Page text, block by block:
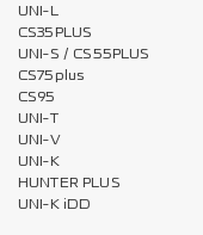
UNI-L
CS35PLUS
UNI-S / CS55PLUS
CS75plus
CS95
UNI-T
UNI-V
UNI-K
HUNTER PLUS
UNI-K iDD